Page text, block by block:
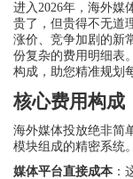
进入2026年，海外媒
贵了，但贵得不无道
涨价、竞争加剧的新
份复杂的费用明细表
构成，助您精准规划
核心费用构成
海外媒体投放绝非简
模块组成的精密系统。
媒体平台直接成本 ：